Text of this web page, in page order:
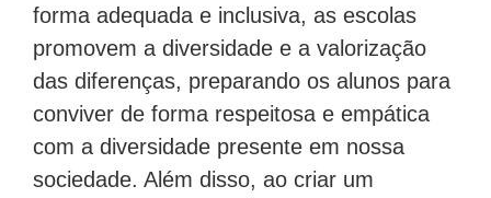
forma adequada e inclusiva, as escolas
promovem a diversidade e a valorização
das diferenças, preparando os alunos para
conviver de forma respeitosa e empática
com a diversidade presente em nossa
sociedade. Além disso, ao criar um